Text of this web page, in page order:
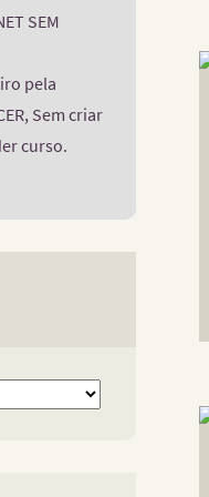
SEM
pela
Sem criar
curso.